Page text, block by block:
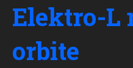
Elektro-L
orbite